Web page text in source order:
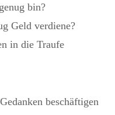
bin?
Geld verdiene?
in die Traufe
beschäftigen